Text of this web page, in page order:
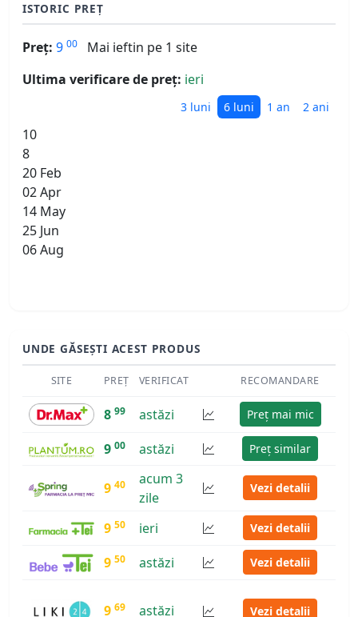
ISTORIC PREȚ
Preț: 9 00
Mai ieftin pe 1 site
Ultima verificare de preț: ieri
3 luni 6 luni 1 an 2 ani
10
8
20 Feb
02 Apr
14 May
25 Jun
06 Aug
UNDE GĂSEȘTI ACEST PRODUS
SITE PREȚ VERIFICAT RECOMANDARE
8 99 astăzi Preț mai mic
9 00 astăzi Preț similar
9 40
acum 3
zile
Vezi detalii
9 50 ieri Vezi detalii
9 50 astăzi Vezi detalii
9 69 astăzi Vezi detalii